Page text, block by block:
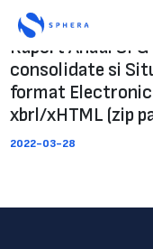
Raport Anual
consolidate si
format Electronic
xbrl/xHTML (zip
2022-03-28